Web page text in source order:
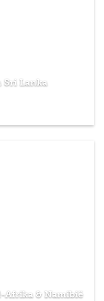
Sri Lanka
Afrika & Namibië